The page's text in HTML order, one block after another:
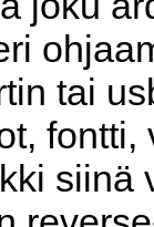
tai
fontti,
siinä